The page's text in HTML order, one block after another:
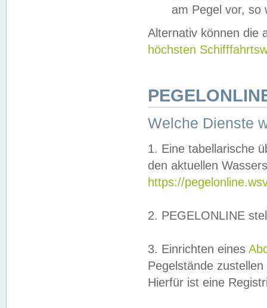
am Pegel vor,
Alternativ können die
höchsten
Welche Dienste
1. Eine tabellarische
den aktuellen
https://
2. PEGELONLINE
3. Einrichten eines
Pegelstände
Hierfür ist eine